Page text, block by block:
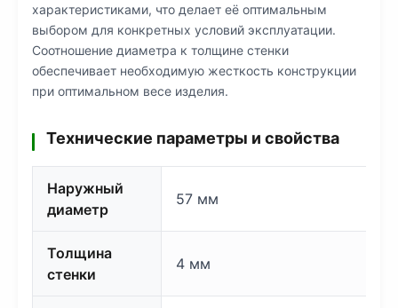
характеристиками, что делает её оптимальным
выбором для конкретных условий эксплуатации.
Соотношение диаметра к толщине стенки
обеспечивает необходимую жесткость конструкции
при оптимальном весе изделия.
Технические параметры и свойства
Наружный
диаметр
57 мм
Толщина
стенки
4 мм